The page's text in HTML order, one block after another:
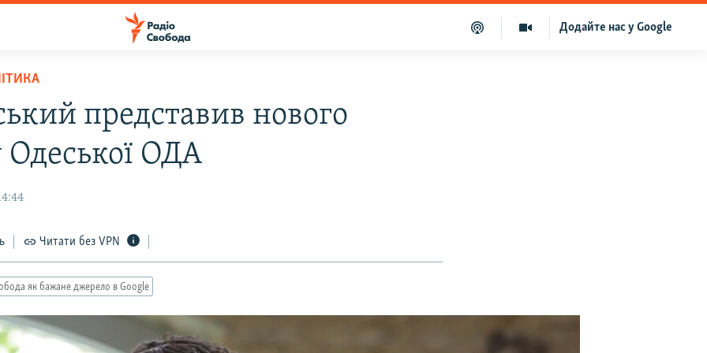
Додайте нас у Google
представив нового
Одеської ОДА
Читати без VPN
як бажане джерело в Google